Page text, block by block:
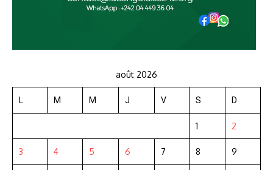
août 2026
L M M J V S D
1 2
3 4 5 6 7 8 9